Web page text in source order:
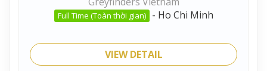
Full Time (Toàn thời gian) - Ho Chi Minh
VIEW DETAIL